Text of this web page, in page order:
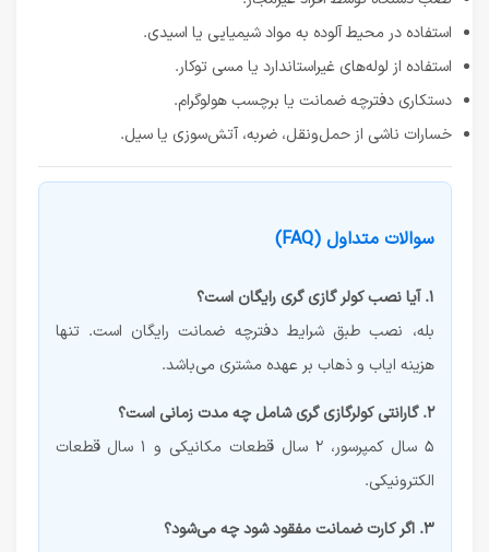
استفاده در محیط آلوده به مواد شیمیایی یا اسیدی.
استفاده از لوله‌های غیراستاندارد یا مسی توکار.
دستکاری دفترچه ضمانت یا برچسب هولوگرام.
خسارات ناشی از حمل‌ونقل، ضربه، آتش‌سوزی یا سیل.
سوالات متداول (FAQ)
۱. آیا نصب کولر گازی گری رایگان است؟
بله، نصب طبق شرایط دفترچه ضمانت رایگان است. تنها
هزینه ایاب و ذهاب بر عهده مشتری می‌باشد.
۲. گارانتی کولرگازی گری شامل چه مدت زمانی است؟
۵ سال کمپرسور، ۲ سال قطعات مکانیکی و ۱ سال قطعات
الکترونیکی.
۳. اگر کارت ضمانت مفقود شود چه می‌شود؟